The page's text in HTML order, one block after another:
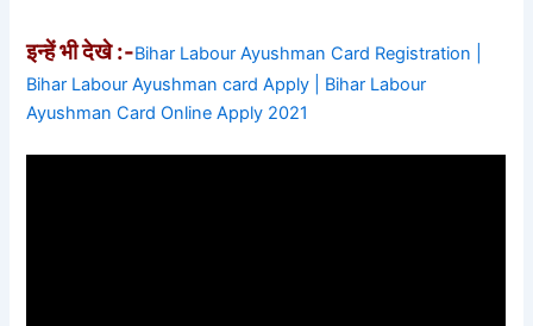
इन्हें भी देखे :-Bihar Labour Ayushman Card Registration |
Bihar Labour Ayushman card Apply | Bihar Labour
Ayushman Card Online Apply 2021